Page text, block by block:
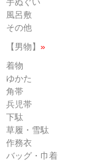
手ぬぐい
風呂敷
その他
【男物】 »
着物
ゆかた
角帯
兵児帯
下駄
草履・雪駄
作務衣
バッグ・巾着